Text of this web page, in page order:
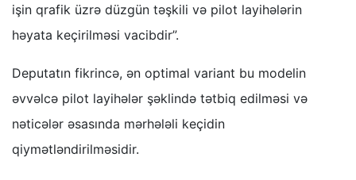
işin qrafik üzrə düzgün təşkili və pilot layihələrin
həyata keçirilməsi vacibdir”.
Deputatın fikrincə, ən optimal variant bu modelin
əvvəlcə pilot layihələr şəklində tətbiq edilməsi və
nəticələr əsasında mərhələli keçidin
qiymətləndirilməsidir.